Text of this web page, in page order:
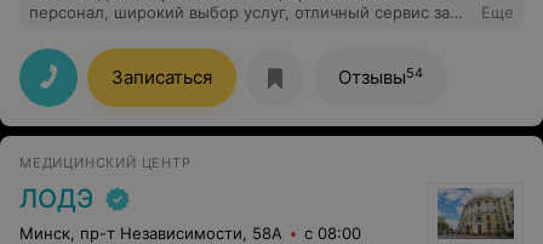
персонал, широкий выбор услуг, отличный сервис за
уже после пары сеансов волосы практически не
растут.
Еще
Записаться Отзывы54
МЕДИЦИНСКИЙ ЦЕНТР
ЛОДЭ
Минск, пр-т Независимости, 58А с 08:00